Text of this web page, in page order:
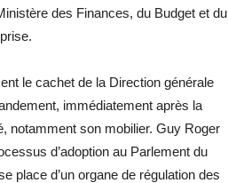
des Finances, du Budget et du
le cachet de la Direction générale
immédiatement après la
notamment son mobilier. Guy Roger
d’adoption au Parlement du
place d’un organe de régulation des